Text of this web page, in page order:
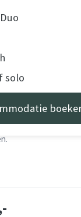
aan het
aan de Semois,
geschikt voor
solo
the Stars